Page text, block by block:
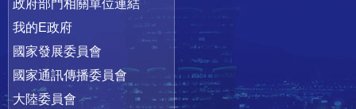
政府部門相關單位連結
我的E政府
國家發展委員會
國家通訊傳播委員會
大陸委員會